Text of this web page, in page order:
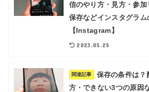
信のやり方・見方・参
保存などインスタグラ
【Instagram】
2023.05.25
関連記事
保存の条件は？
方・できない3つの原因